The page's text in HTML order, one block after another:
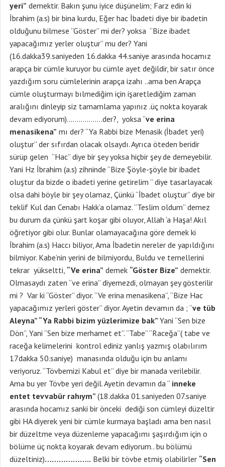
yeri” demektir. Bakın şunu iyice düşünelim; Farz edin ki
İbrahim (a.s) bir bina kurdu, Eğer hac İbadeti diye bir ibadetin
olduğunu bilmese “Göster” mi der? yoksa “Bize ibadet
yapacağımız yerler oluştur” mu der? Yani
(16.dakka39.saniyeden 16.dakka 44.saniye arasında hocamız
arapça bir cümle kuruyor bu cümle ayet değildir, bir satır önce
yazdığım soru cümlelerinin arapça izahı ..ama ben Arapça
cümle oluşturmayı bılmediğim için işaretlediğim zaman
aralığını dinleyip siz tamamlama yapınız .üç nokta koyarak
devam ediyorum)………………der?, yoksa “ve erina
menasikena” mı der? “Ya Rabbi bize Menasik (İbadet yeri)
oluştur” der sıfırdan olacak olsaydı. Ayrıca öteden beridir
sürüp gelen “Hac” diye bir şey yoksa hiçbir şey de demeyebilir.
Yani Hz İbrahim (a.s) zihninde “Bize Şöyle-şöyle bir ibadet
oluştur da bizde o ibadeti yerine getirelim ” diye tasarlayacak
olsa dahi böyle bir şey olamaz, Çünkü “İbadet oluştur” diye bir
teklif Kul dan Cenabı Hakk’a olamaz. “Teslim oldum” demez
bu durum da çünkü şart koşar gibi oluyor, Allah ‘a Haşa! Akıl
öğretiyor gibi olur. Bunlar olamayacağına göre demek ki
İbrahim (a.s) Haccı biliyor, Ama İbadetin nereler de yapıldığını
bilmiyor. Kabe’nin yerini de bilmiyordu, Buldu ve temellerini
tekrar yükseltti, “Ve erina” demek “Göster Bize” demektir.
Olmasaydı zaten “ve erina” diyemezdi, olmayan şey gösterilir
mi ? Var ki “Göster” diyor. “Ve erina menasikena”, “Bize Hac
yapacağımız yerleri göster” diyor. Ayetin devamın da ; “ve tüb
Aleyna” “Ya Rabbi bizim yüzlerimize bak” Yani “Sen bize
Dön”, Yani “Sen bize merhamet et”. “Tabe” “Raceğa”( tabe ve
raceğa kelimelerini kontrol ediniz yanlış yazmış olabılırım
17dakka 50.saniye) manasında olduğu için bu anlamı
veriyoruz. “Tövbemizi Kabul et” diye bir manada verilebilir.
Ama bu yer Tövbe yeri değil. Ayetin devamın da “ inneke
entet tevvabür rahıym” (18.dakka 01.saniyeden 07.saniye
arasında hocamız sanki bir önceki dediği son cümleyi düzeltir
gibi HA diyerek yeni bir cümle kurmaya başladı ama ben nasıl
bir düzeltme veya düzenleme yapacağımı şaşırdığım için o
bölüme üç nokta koyarak devam ediyorum.. bu bölümü
düzeltiniz)……………….. Belki bir tövbe etmiş olabilirler “Sen